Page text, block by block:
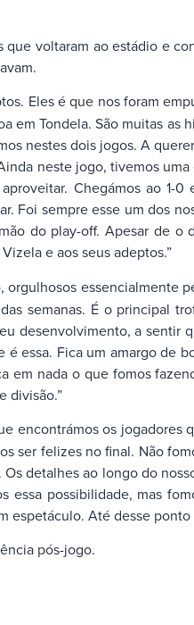
voltaram ao estádio e
Eles é que nos foram
em Tondela. São muitas
nestes dois jogos. A
neste jogo, tivemos
Chegámos ao
Foi sempre esse um dos
do play-off. Apesar de
e aos seus adeptos.”
essencialmente
semanas. É o principal
desenvolvimento, a
essa. Fica um amargo
em nada o que fomos
divisão.”
encontrámos os
ser felizes no final. Não
detalhes ao longo do
possibilidade, mas
Até desse
pós-jogo.